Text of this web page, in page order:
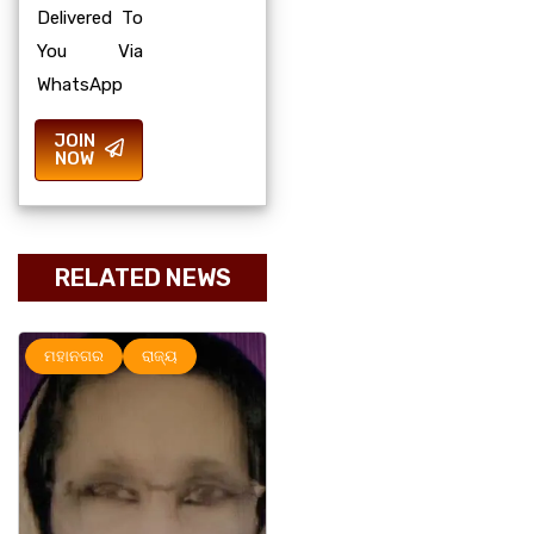
Delivered To
You Via
WhatsApp
JOIN
NOW
RELATED NEWS
ରାଜ୍ୟ ରାଜ୍ୟ